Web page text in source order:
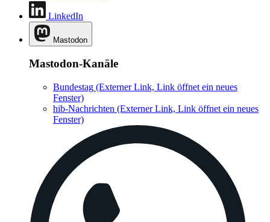
LinkedIn
Mastodon
Mastodon-Kanäle
Bundestag (Externer Link, Link öffnet ein neues
Fenster)
hib-Nachrichten (Externer Link, Link öffnet ein neues
Fenster)